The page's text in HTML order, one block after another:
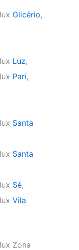
Glicério,
Luz,
Pari,
Santa
Santa
Sé,
Vila
Zona